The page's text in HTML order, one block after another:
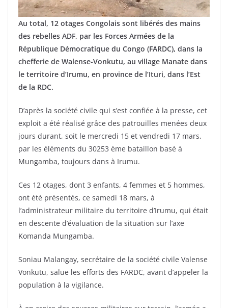
Au total, 12 otages Congolais sont libérés des mains
des rebelles ADF, par les Forces Armées de la
République Démocratique du Congo (FARDC), dans la
chefferie de Walense-Vonkutu, au village Manate dans
le territoire d’Irumu, en province de l’Ituri, dans l’Est
de la RDC.
D’après la société civile qui s’est confiée à la presse, cet
exploit a été réalisé grâce des patrouilles menées deux
jours durant, soit le mercredi 15 et vendredi 17 mars,
par les éléments du 30253 ème bataillon basé à
Mungamba, toujours dans à Irumu.
Ces 12 otages, dont 3 enfants, 4 femmes et 5 hommes,
ont été présentés, ce samedi 18 mars, à
l’administrateur militaire du territoire d’Irumu, qui était
en descente d’évaluation de la situation sur l’axe
Komanda Mungamba.
Soniau Malangay, secrétaire de la société civile Valense
Vonkutu, salue les efforts des FARDC, avant d’appeler la
population à la vigilance.